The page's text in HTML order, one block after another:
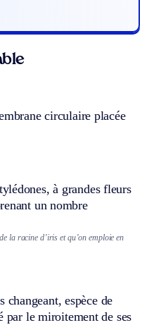
circulaire placée
à grandes fleurs
un nombre
la racine d’iris et qu’on emploie en
espèce de
par le miroitement de ses